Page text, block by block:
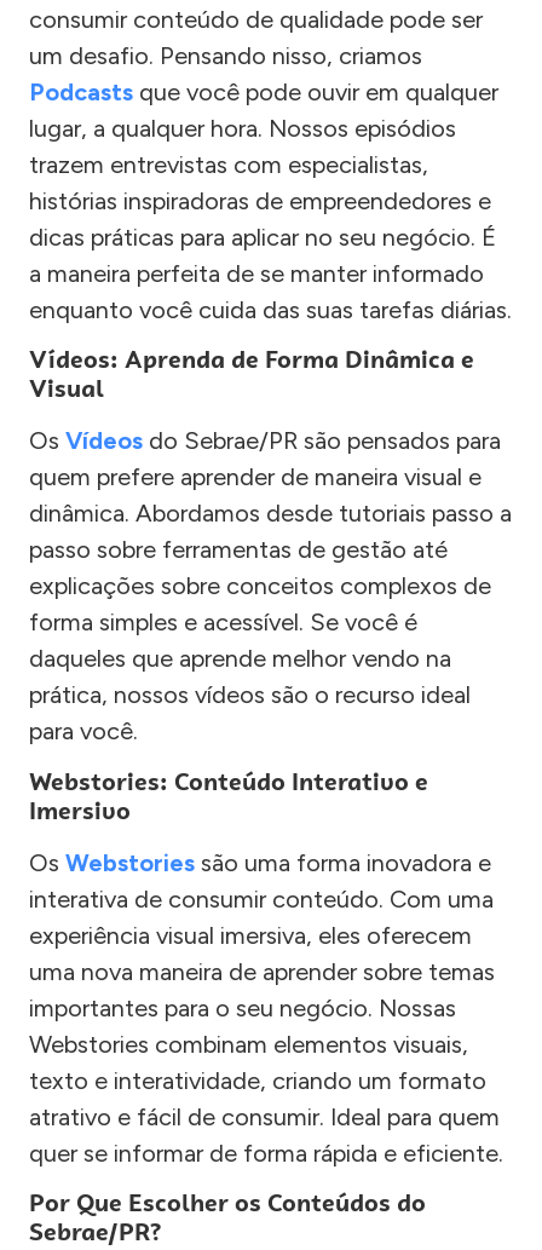
consumir conteúdo de qualidade pode ser
um desafio. Pensando nisso, criamos
Podcasts que você pode ouvir em qualquer
lugar, a qualquer hora. Nossos episódios
trazem entrevistas com especialistas,
histórias inspiradoras de empreendedores e
dicas práticas para aplicar no seu negócio. É
a maneira perfeita de se manter informado
enquanto você cuida das suas tarefas diárias.
Vídeos: Aprenda de Forma Dinâmica e
Visual
Os Vídeos do Sebrae/PR são pensados para
quem prefere aprender de maneira visual e
dinâmica. Abordamos desde tutoriais passo a
passo sobre ferramentas de gestão até
explicações sobre conceitos complexos de
forma simples e acessível. Se você é
daqueles que aprende melhor vendo na
prática, nossos vídeos são o recurso ideal
para você.
Webstories: Conteúdo Interativo e
Imersivo
Os Webstories são uma forma inovadora e
interativa de consumir conteúdo. Com uma
experiência visual imersiva, eles oferecem
uma nova maneira de aprender sobre temas
importantes para o seu negócio. Nossas
Webstories combinam elementos visuais,
texto e interatividade, criando um formato
atrativo e fácil de consumir. Ideal para quem
quer se informar de forma rápida e eficiente.
Por Que Escolher os Conteúdos do
Sebrae/PR?